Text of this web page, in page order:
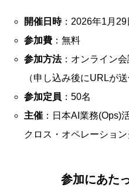
開催日時：2026年1月
参加費：無料
参加方法：オンライン会
（申し込み後にURLが送
参加定員 ：50名
主催：日本AI業務(Ops)
クロス・オペレーショ
参加にあた